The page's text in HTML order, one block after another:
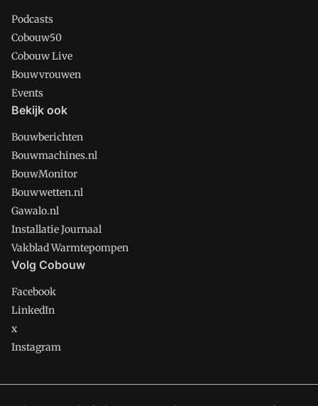
Podcasts
Cobouw50
Cobouw Live
Bouwvrouwen
Events
Bekijk ook
Bouwberichten
Bouwmachines.nl
BouwMonitor
Bouwwetten.nl
Gawalo.nl
Installatie Journaal
Vakblad Warmtepompen
Volg Cobouw
Facebook
LinkedIn
x
Instagram